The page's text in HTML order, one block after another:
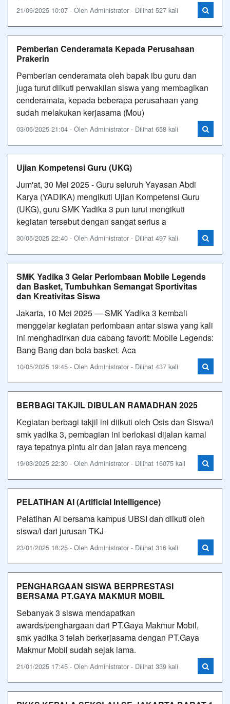
21/06/2025 10:07 - Oleh Administrator - Dilihat 527 kali
Pemberian Cenderamata Kepada Perusahaan
Prakerin
Pemberian cenderamata oleh bapak ibu guru dan
juga turut diikuti perwakilan siswa yang membagikan
cenderamata, kepada beberapa perusahaan yang
sudah melakukan kerjasama (Mou)
03/06/2025 21:04 - Oleh Administrator - Dilihat 658 kali
Ujian Kompetensi Guru (UKG)
Jum'at, 30 Mei 2025 - Guru seluruh Yayasan Abdi
Karya (YADIKA) mengikuti Ujian Kompetensi Guru
(UKG), guru SMK Yadika 3 pun turut mengikuti
kegiatan tersebut dengan sangat serius a
30/05/2025 22:40 - Oleh Administrator - Dilihat 497 kali
SMK Yadika 3 Gelar Perlombaan Mobile Legends
dan Basket, Tumbuhkan Semangat Sportivitas
dan Kreativitas Siswa
Jakarta, 10 Mei 2025 — SMK Yadika 3 kembali
menggelar kegiatan perlombaan antar siswa yang kali
ini menghadirkan dua cabang favorit: Mobile Legends:
Bang Bang dan bola basket. Aca
10/05/2025 19:45 - Oleh Administrator - Dilihat 437 kali
BERBAGI TAKJIL DIBULAN RAMADHAN 2025
Kegiatan berbagi takjil ini diikuti oleh Osis dan Siswa/i
smk yadika 3, pembagian ini berlokasi dijalan kamal
raya tepatnya pintu air dan jalan raya menceng
19/03/2025 22:30 - Oleh Administrator - Dilihat 16075 kali
PELATIHAN AI (Artificial Intelligence)
Pelatihan Ai bersama kampus UBSI dan diikuti oleh
siswa/i dari jurusan TKJ
23/01/2025 18:25 - Oleh Administrator - Dilihat 316 kali
PENGHARGAAN SISWA BERPRESTASI
BERSAMA PT.GAYA MAKMUR MOBIL
Sebanyak 3 siswa mendapatkan
awards/penghargaan dari PT.Gaya Makmur Mobil,
smk yadika 3 telah berkerjasama dengan PT.Gaya
Makmur Mobil sudah sejak lama.
21/01/2025 17:45 - Oleh Administrator - Dilihat 339 kali